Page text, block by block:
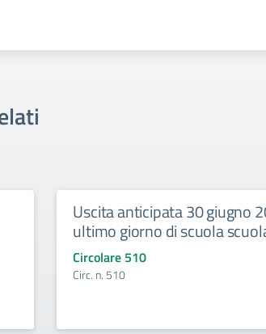
Uscita anticipata 30 giugno
ultimo giorno di scuola
Circolare 510
Circ. n. 510